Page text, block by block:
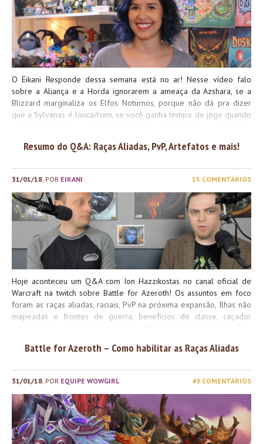
O Eikani Responde dessa semana está no ar! Nesse vídeo falo
sobre a Aliança e a Horda ignorarem a ameaça da Azshara, se a
Blizzard marginaliza os Elfos Noturnos, porque não dá pra dizer
que a Sylvanas é louca/ruim, se você ganha tempo de jogo quando
use a #EikaniResponde no twitter ou manda pra
Resumo do Q&A: Raças Aliadas, PvP, Artefatos e mais!
31/01/18 , POR EIKANI 15 COMENTÁRIOS
Hoje aconteceu um Q&A com Ion Hazzikostas no canal oficial de
Warcraft na twitch sobre Battle for Azeroth! Os assuntos em foco
foram as raças aliadas, raciais, PvP na próxima expansão, Ilhas não
mapeadas e frontes de guerra, benefícios de classe, caçador
pode ler ele em texto logo abaixo!
Battle for Azeroth – Como habilitar as Raças Aliadas
31/01/18 , POR EQUIPE WOWGIRL 49 COMENTÁRIOS